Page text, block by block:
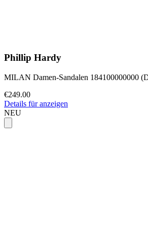
Phillip Hardy
MILAN Damen-Sandalen 184100000000
€249.00
Details für anzeigen
NEU